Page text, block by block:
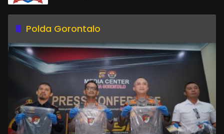
Polda Gorontalo